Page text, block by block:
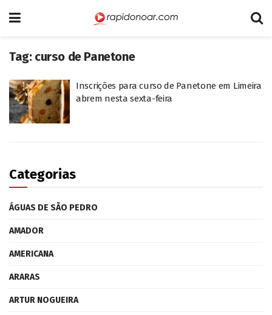
Tag: curso de Panetone
Inscrições para curso de Panetone em Limeira
abrem nesta sexta-feira
Categorias
ÁGUAS DE SÃO PEDRO
AMADOR
AMERICANA
ARARAS
ARTUR NOGUEIRA